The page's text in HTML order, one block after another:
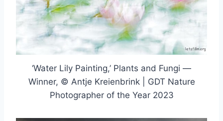
‘Water Lily Painting,’ Plants and Fungi —
Winner, © Antje Kreienbrink | GDT Nature
Photographer of the Year 2023